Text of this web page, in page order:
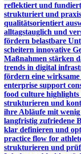
reflektiert und
strukturiert und
qualitätsorientiert
alltagstauglich und
fördern belastbare
scheitern innovative
Maßnahmen stärken
trends in digital
fördern eine
enterprise support
food culture highlights
strukturieren und
ihre Abläufe mit
langfristig zufriedene
klar definieren und
practice flow for
strukturieren und